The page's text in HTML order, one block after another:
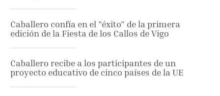
Caballero confía en el "éxito" de la primera
edición de la Fiesta de los Callos de Vigo
Caballero recibe a los participantes de un
proyecto educativo de cinco países de la UE